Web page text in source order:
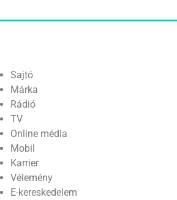
Sajtó
Márka
Rádió
TV
Online média
Mobil
Karrier
Vélemény
E-kereskedelem